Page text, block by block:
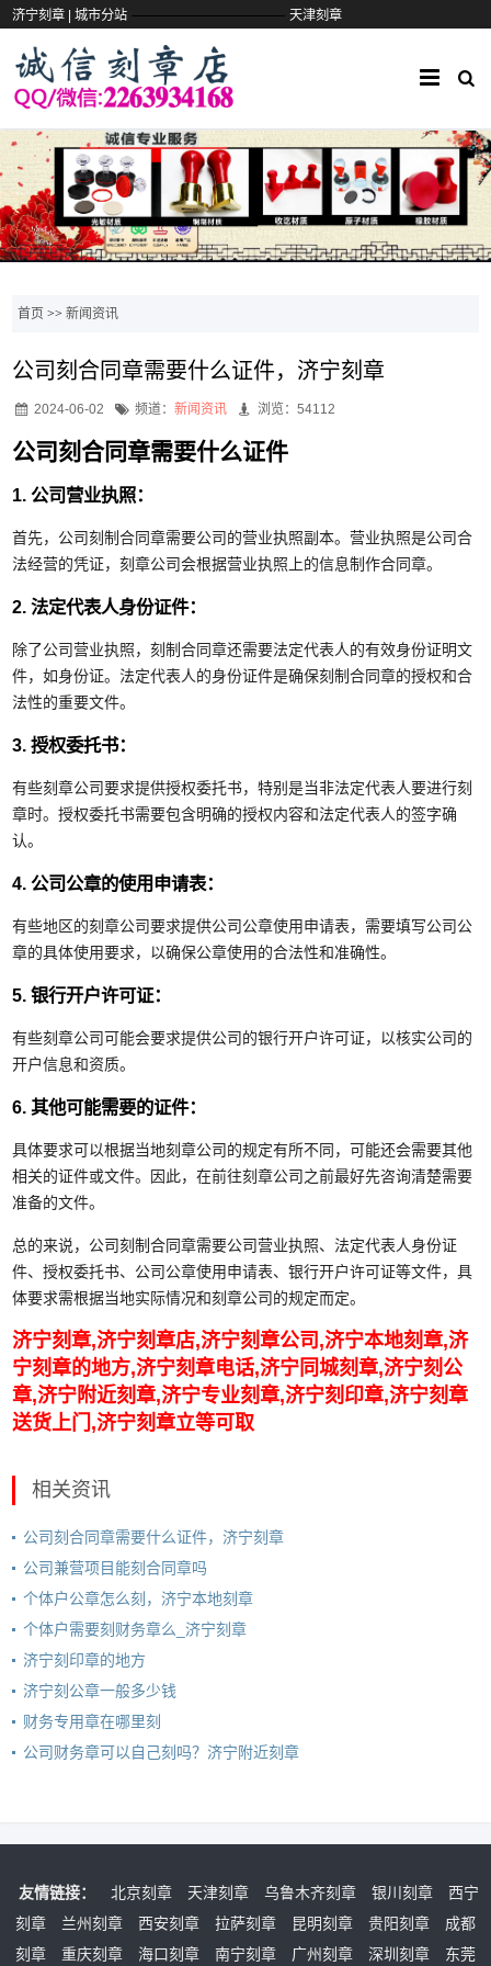
济宁刻章 |城市分站 ——————————天津刻章
首页 >>新闻资讯
公司刻合同章需要什么证件，济宁刻章
2024-06-02 频道： 新闻资讯 浏览：54112
公司刻合同章需要什么证件
1. 公司营业执照：
首先，公司刻制合同章需要公司的营业执照副本。营业执照是公司合
法经营的凭证，刻章公司会根据营业执照上的信息制作合同章。
2. 法定代表人身份证件：
除了公司营业执照，刻制合同章还需要法定代表人的有效身份证明文
件，如身份证。法定代表人的身份证件是确保刻制合同章的授权和合
法性的重要文件。
3. 授权委托书：
有些刻章公司要求提供授权委托书，特别是当非法定代表人要进行刻
章时。授权委托书需要包含明确的授权内容和法定代表人的签字确
认。
4. 公司公章的使用申请表：
有些地区的刻章公司要求提供公司公章使用申请表，需要填写公司公
章的具体使用要求，以确保公章使用的合法性和准确性。
5. 银行开户许可证：
有些刻章公司可能会要求提供公司的银行开户许可证，以核实公司的
开户信息和资质。
6. 其他可能需要的证件：
具体要求可以根据当地刻章公司的规定有所不同，可能还会需要其他
相关的证件或文件。因此，在前往刻章公司之前最好先咨询清楚需要
准备的文件。
总的来说，公司刻制合同章需要公司营业执照、法定代表人身份证
件、授权委托书、公司公章使用申请表、银行开户许可证等文件，具
体要求需根据当地实际情况和刻章公司的规定而定。
济宁刻章,济宁刻章店,济宁刻章公司,济宁本地刻章,济
宁刻章的地方,济宁刻章电话,济宁同城刻章,济宁刻公
章,济宁附近刻章,济宁专业刻章,济宁刻印章,济宁刻章
送货上门,济宁刻章立等可取
相关资讯
公司刻合同章需要什么证件，济宁刻章
公司兼营项目能刻合同章吗
个体户公章怎么刻，济宁本地刻章
个体户需要刻财务章么_济宁刻章
济宁刻印章的地方
济宁刻公章一般多少钱
财务专用章在哪里刻
公司财务章可以自己刻吗？济宁附近刻章
友情链接： 北京刻章 天津刻章 乌鲁木齐刻章 银川刻章
西宁
刻章
兰州刻章 西安刻章 拉萨刻章 昆明刻章 贵阳刻章
成都
刻章
重庆刻章 海口刻章 南宁刻章 广州刻章 深圳刻章 东莞